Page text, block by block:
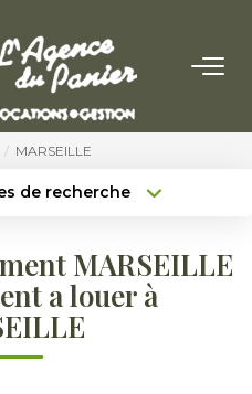
Acquérir
MARSEILLE
de recherche
Surface min
Plus de critères
MARSEILLE
a louer à